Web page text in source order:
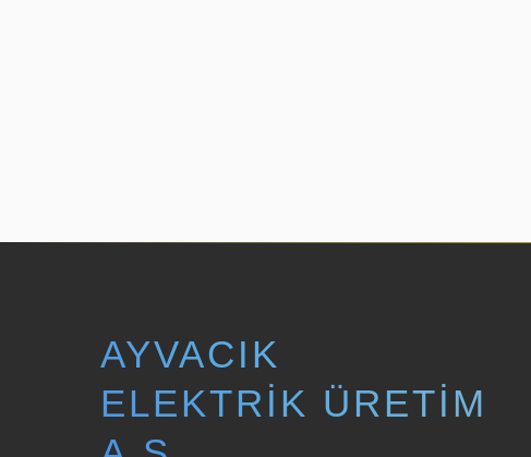
AYVACIK
ELEKTRIK ÜRETIM